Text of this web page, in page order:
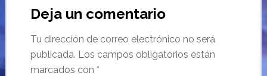
Deja un comentario
Tu dirección de correo electrónico no será
publicada. Los campos obligatorios están
marcados con *